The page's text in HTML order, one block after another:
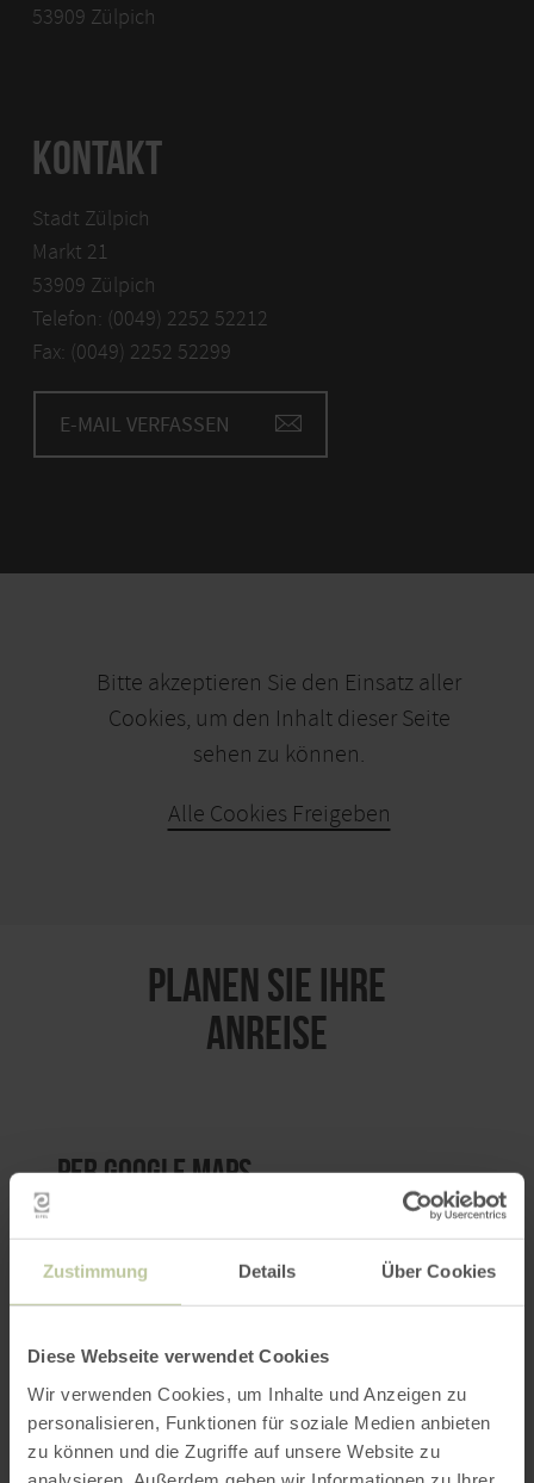
Zustimmung Details Über Cookies
Diese Webseite verwendet Cookies
Wir verwenden Cookies, um Inhalte und Anzeigen zu
personalisieren, Funktionen für soziale Medien anbieten
zu können und die Zugriffe auf unsere Website zu
53909 Zülpich
KONTAKT
Stadt Zülpich
Markt 21
53909 Zülpich
Telefon: (0049) 2252 52212
Fax: (0049) 2252 52299
E-MAIL VERFASSEN
Bitte akzeptieren Sie den Einsatz aller
Cookies, um den Inhalt dieser Seite
sehen zu können.
Alle Cookies Freigeben
PLANEN SIE IHRE
ANREISE
per Google Maps
Anfahrt von:
ROUTE PLANEN